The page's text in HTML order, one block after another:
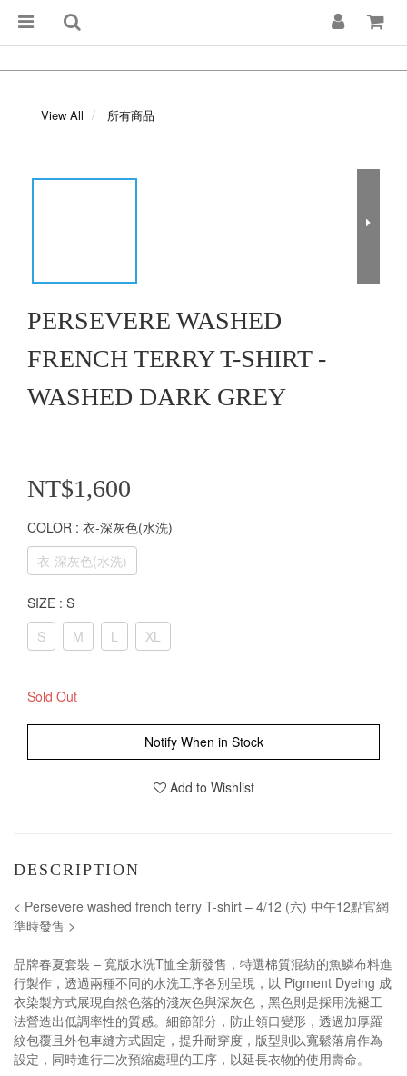
View All 所有商品
PERSEVERE WASHED
FRENCH TERRY T-SHIRT -
WASHED DARK GREY
NT$1,600
COLOR : 衣-深灰色(水洗)
衣-深灰色(水洗)
SIZE : S
S
M L XL
Sold Out
Notify When in Stock
Add to Wishlist
DESCRIPTION
< Persevere washed french terry T-shirt – 4/12 (六) 中午12點官網
準時發售 >
品牌春夏套裝 – 寬版水洗T恤全新發售，特選棉質混紡的魚鱗布料進
行製作，透過兩種不同的水洗工序各別呈現，以 Pigment Dyeing 成
衣染製方式展現自然色落的淺灰色與深灰色，黑色則是採用洗褪工
法營造出低調率性的質感。細節部分，防止領口變形，透過加厚羅
紋包覆且外包車縫方式固定，提升耐穿度，版型則以寬鬆落肩作為
設定，同時進行二次預縮處理的工序，以延長衣物的使用壽命。